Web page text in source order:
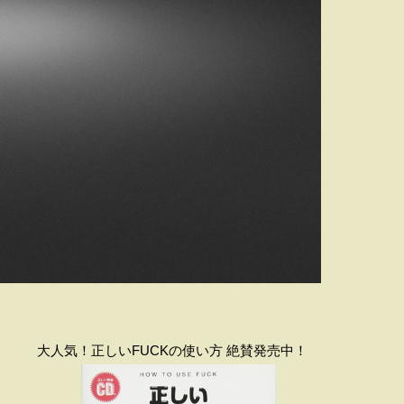
大人気！正しいFUCKの使い方 絶賛発売中！